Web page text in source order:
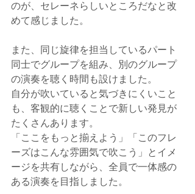
のが、セレーネらしいところだなと改
めて感じました。
また、同じ旋律を担当しているパート
同士でグループを組み、別のグループ
の演奏を聴く時間も設けました。
自分が吹いていると気づきにくいこと
も、客観的に聴くことで新しい発見が
たくさんあります。
「ここをもっと揃えよう」「このフレ
ーズはこんな雰囲気で吹こう」とイメ
ージを共有しながら、全員で一体感の
ある演奏を目指しました。